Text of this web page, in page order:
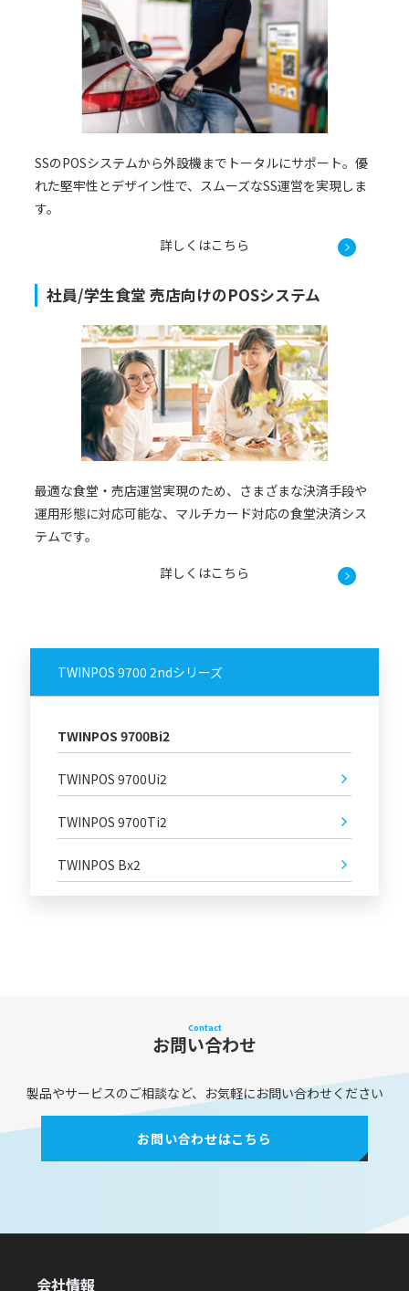
SSのPOSシステムから外設機までトータルにサポート。優
れた堅牢性とデザイン性で、スムーズなSS運営を実現しま
す。
詳しくはこちら
社員/学生食堂 売店向けのPOSシステム
最適な食堂・売店運営実現のため、さまざまな決済手段や
運用形態に対応可能な、マルチカード対応の食堂決済シス
テムです。
詳しくはこちら
TWINPOS 9700 2ndシリーズ
TWINPOS 9700Bi2
TWINPOS 9700Ui2
TWINPOS 9700Ti2
TWINPOS Bx2
Contact
お問い合わせ
製品やサービスのご相談など、お気軽にお問い合わせください
お問い合わせはこちら
会社情報